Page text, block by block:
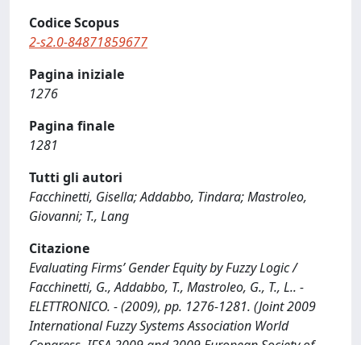
Codice Scopus
2-s2.0-84871859677
Pagina iniziale
1276
Pagina finale
1281
Tutti gli autori
Facchinetti, Gisella; Addabbo, Tindara; Mastroleo,
Giovanni; T., Lang
Citazione
Evaluating Firms’ Gender Equity by Fuzzy Logic /
Facchinetti, G., Addabbo, T., Mastroleo, G., T., L.. -
ELETTRONICO. - (2009), pp. 1276-1281. (Joint 2009
International Fuzzy Systems Association World